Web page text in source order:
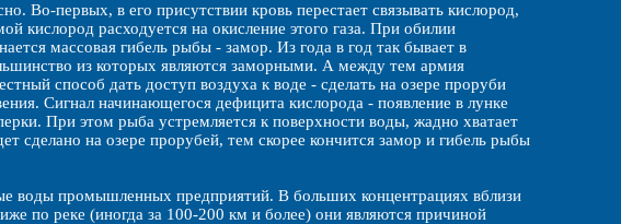
Во-первых, в его присутствии кровь перестает связывать кислород,
кислород расходуется на окисление этого газа. При обилии
массовая гибель рыбы - замор. Из года в год так бывает в
из которых являются заморными. А между тем армия
способ дать доступ воздуха к воде - сделать на озере проруби
Сигнал начинающегося дефицита кислорода - появление в лунке
При этом рыба устремляется к поверхности воды, жадно хватает
сделано на озере прорубей, тем скорее кончится замор и гибель рыбы
воды промышленных предприятий. В больших концентрациях вблизи
по реке (иногда за 100-200 км и более) они являются причиной